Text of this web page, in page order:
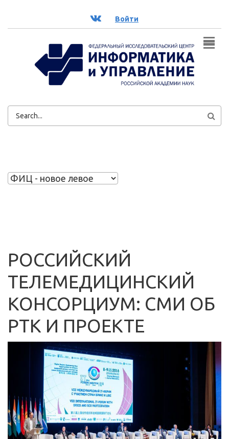
ВК Войти
ФОРМА
РОССИЙСКИЙ
ТЕЛЕМЕДИЦИНСКИЙ
КОНСОРЦИУМ: СМИ ОБ
РТК И ПРОЕКТЕ